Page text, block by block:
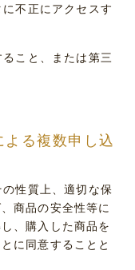
不正にアクセスす
こと、または第三
る複数申し込
性質上、適切な保
商品の安全性等に
、購入した商品を
に同意することと